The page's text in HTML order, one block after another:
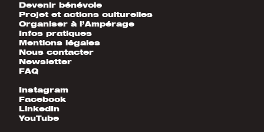
Devenir bénévole
Projet et actions culturelles
Organiser à l’Ampérage
Infos pratiques
Mentions légales
Nous contacter
Newsletter
FAQ
Instagram
Facebook
LinkedIn
YouTube